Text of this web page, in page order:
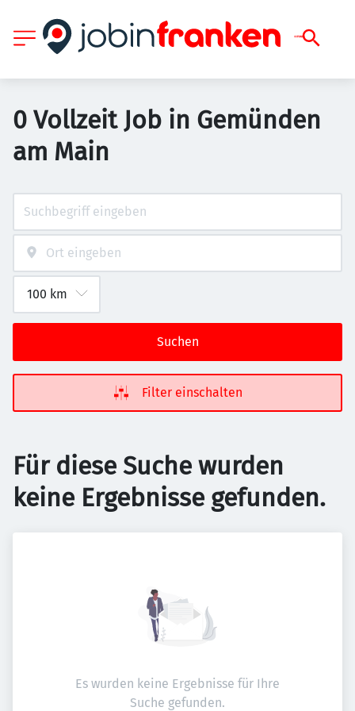
0 Vollzeit Job in Gemünden
am Main
Suchen
Filter einschalten
Für diese Suche wurden
keine Ergebnisse gefunden.
Es wurden keine Ergebnisse für Ihre
Suche gefunden.